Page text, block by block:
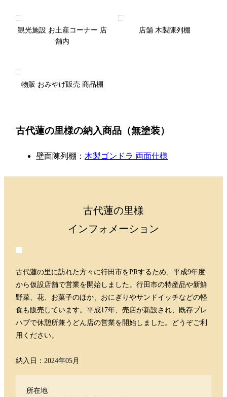
観光施設 お土産コーナー 店
舗内
店舗 木製陳列棚
物販 おみやげ販売 商品棚
古代蓮の里様の納入商品（無塗装）
壁面陳列棚： 木製ゴンドラ 両面仕様
古代蓮の里様
インフォメーション
古代蓮の里に訪れた方々に行田市をPRするため、平成9年度
から仮設店舗で営業を開始しました。行田市の特産品や新鮮
野菜、花、お菓子のほか、おにぎりやサンドイッチなどの軽
食も販売しています。平成17年、売店が新設され、既存プレ
ハブで休憩所兼うどん店の営業を開始しました。どうぞご利
用ください。
納入日：2024年05月
所在地